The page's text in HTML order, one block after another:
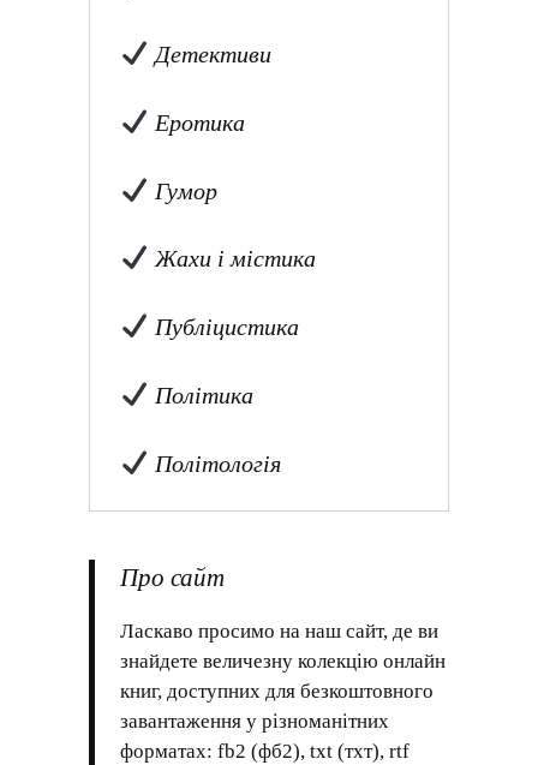
Детективи
Еротика
Гумор
Жахи і містика
Публіцистика
Політика
Політологія
Про сайт
Ласкаво просимо на наш сайт, де ви
знайдете величезну колекцію онлайн
книг, доступних для безкоштовного
завантаження у різноманітних
форматах: fb2 (фб2), txt (тхт), rtf